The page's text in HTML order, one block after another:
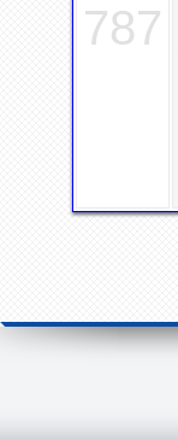
787